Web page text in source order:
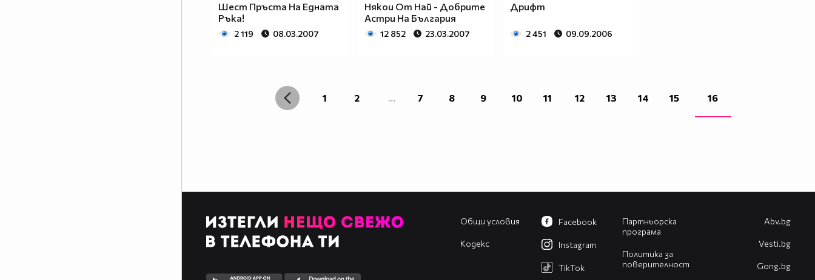
Шест Пръста На Едната
Ръка!
2 119 08.03.2007
Някои От Най - Добрите
Астри На България
12 852 23.03.2007
Дрифт
2 451 09.09.2006
1 2 ... 7 8 9 10 11 12 13 14 15 16
Общи условия
Кодекс
Партньорска
програма
Политика за
поверителност
Facebook
Instagram
TikTok
Abv.bg
Vesti.bg
Gong.bg